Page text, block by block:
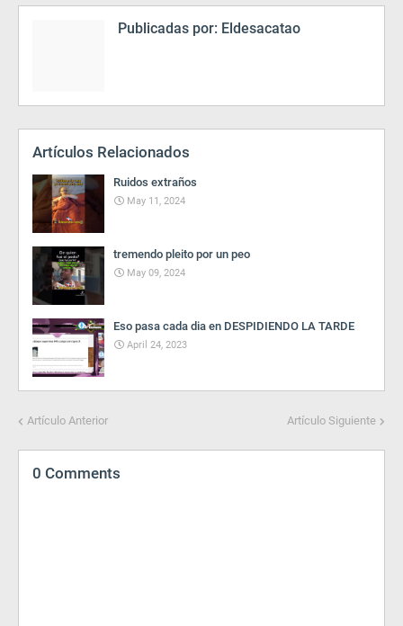
Publicadas por: Eldesacatao
Artículos Relacionados
Ruidos extraños
May 11, 2024
tremendo pleito por un peo
May 09, 2024
Eso pasa cada dia en DESPIDIENDO LA TARDE
April 24, 2023
Artículo Anterior Artículo Siguiente
0 Comments